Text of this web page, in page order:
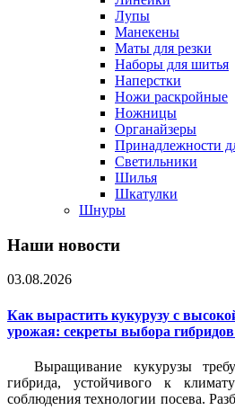
Лупы
Манекены
Маты для резки
Наборы для шитья
Наперстки
Ножи раскройные
Ножницы
Органайзеры
Принадлежности
Светильники
Шилья
Шкатулки
Шнуры
Наши новости
03.08.2026
Как вырастить кукурузу с
урожая: секреты выбора
Выращивание кукурузы
гибрида, устойчивого к
соблюдения технологии посева.